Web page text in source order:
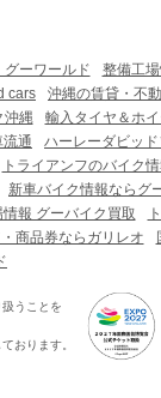
ーワールド
整備工
cars
沖縄の賃貸・不
沖縄
輸入タイヤ＆ホ
通
ハーレーダビッ
トライアンフのバイク
新車バイク情報ならグ
報 グーバイク買取
商品券ならガリレオ
うことを
おります。